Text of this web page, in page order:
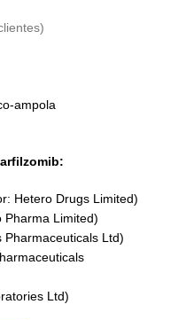
ampola
Hetero Drugs Limited)
Pharma Limited)
Ltd)
Ltd)